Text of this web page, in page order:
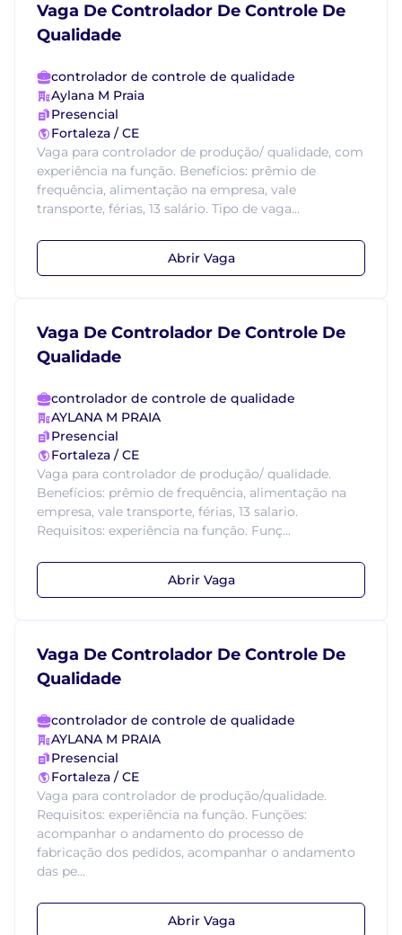
Vaga De Controlador De Controle De
Qualidade
controlador de controle de qualidade
Aylana M Praia
Presencial
Fortaleza / CE
Vaga para controlador de produção/ qualidade, com
experiência na função. Benefícios: prêmio de
frequência, alimentação na empresa, vale
transporte, férias, 13 salário. Tipo de vaga...
Abrir Vaga
Vaga De Controlador De Controle De
Qualidade
controlador de controle de qualidade
AYLANA M PRAIA
Presencial
Fortaleza / CE
Vaga para controlador de produção/ qualidade.
Benefícios: prêmio de frequência, alimentação na
empresa, vale transporte, férias, 13 salario.
Requisitos: experiência na função. Funç...
Abrir Vaga
Vaga De Controlador De Controle De
Qualidade
controlador de controle de qualidade
AYLANA M PRAIA
Presencial
Fortaleza / CE
Vaga para controlador de produção/qualidade.
Requisitos: experiência na função. Funções:
acompanhar o andamento do processo de
fabricação dos pedidos, acompanhar o andamento
das pe...
Abrir Vaga